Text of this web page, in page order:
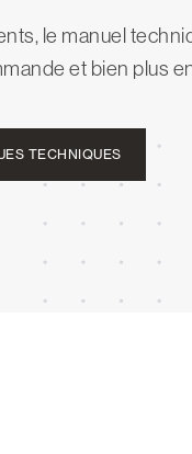
le manuel
et bien plus
TECHNIQUES